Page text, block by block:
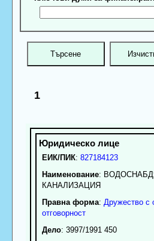
1
ЕИК/ПИК: 827184123
Наименование:
КАНАЛИЗАЦИЯ
Правна форма: Дружество с
отговорност
Дело: 3997/1991 450